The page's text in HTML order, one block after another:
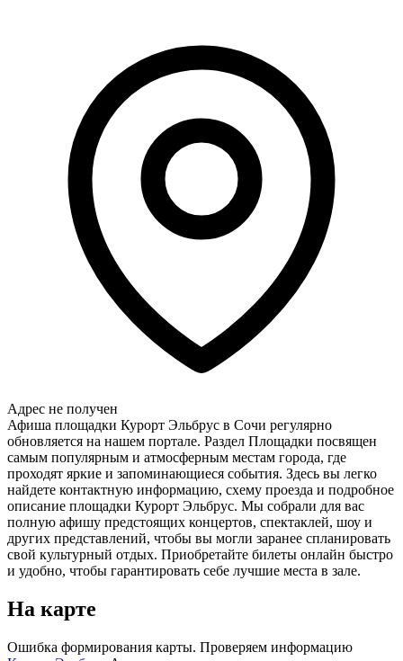
Адрес не получен
Афиша площадки Курорт Эльбрус в Сочи регулярно
обновляется на нашем портале. Раздел Площадки посвящен
самым популярным и атмосферным местам города, где
проходят яркие и запоминающиеся события. Здесь вы легко
найдете контактную информацию, схему проезда и подробное
описание площадки Курорт Эльбрус. Мы собрали для вас
полную афишу предстоящих концертов, спектаклей, шоу и
других представлений, чтобы вы могли заранее спланировать
свой культурный отдых. Приобретайте билеты онлайн быстро
и удобно, чтобы гарантировать себе лучшие места в зале.
На карте
Ошибка формирования карты. Проверяем информацию